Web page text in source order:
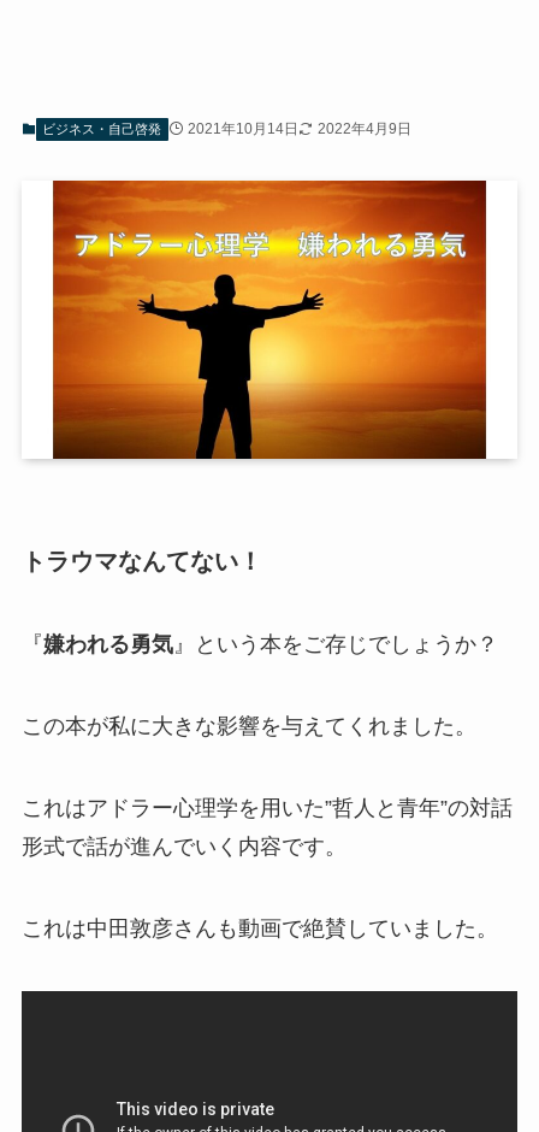
ビジネス・自己啓発 2021年10月14日 2022年4月9日
トラウマなんてない！
『嫌われる勇気』という本をご存じでしょうか？
この本が私に大きな影響を与えてくれました。
これはアドラー心理学を用いた”哲人と青年”の対話
形式で話が進んでいく内容です。
これは中田敦彦さんも動画で絶賛していました。